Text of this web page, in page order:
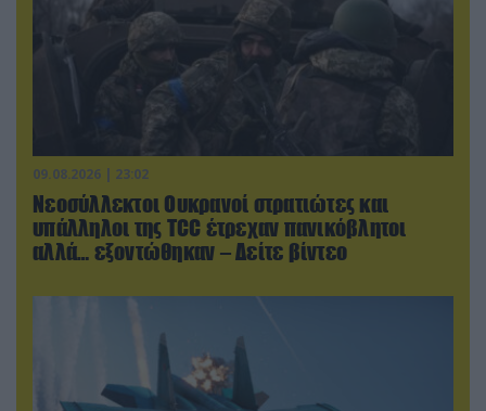
09.08.2026 | 23:02
Νεοσύλλεκτοι Ουκρανοί στρατιώτες και
υπάλληλοι της TCC έτρεχαν πανικόβλητοι
αλλά… εξοντώθηκαν – Δείτε βίντεο